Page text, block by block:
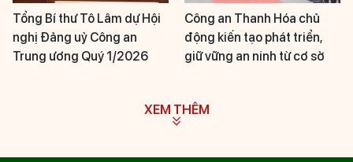
Tổng Bí thư Tô Lâm dự Hội
nghị Đảng uỷ Công an
Trung ương Quý 1/2026
Công an Thanh Hóa chủ
động kiến tạo phát triển,
giữ vững an ninh từ cơ sở
XEM THÊM